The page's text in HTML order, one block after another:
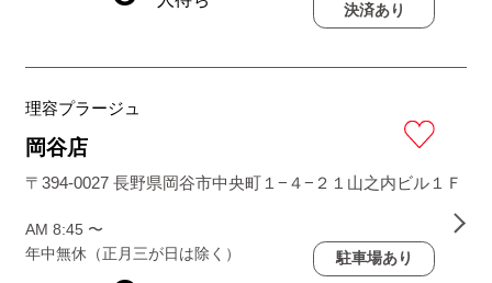
決済あり
理容プラージュ
岡谷店
〒394-0027 長野県岡谷市中央町１−４−２１山之内ビル１Ｆ
AM 8:45 〜
年中無休（正月三が日は除く）
駐車場あり